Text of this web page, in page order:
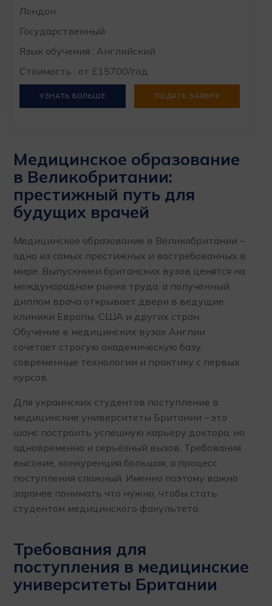
Лондон
Государственный
Язык обучения : Английский
Стоимость : от £15700/год
УЗНАТЬ БОЛЬШЕ ПОДАТЬ ЗАЯВКУ
Медицинское образование
в Великобритании:
престижный путь для
будущих врачей
Медицинское образование в Великобритании –
одно из самых престижных и востребованных в
мире. Выпускники британских вузов ценятся на
международном рынке труда, а полученный
диплом врача открывает двери в ведущие
клиники Европы, США и других стран.
Обучение в медицинских вузах Англии
сочетает строгую академическую базу,
современные технологии и практику с первых
курсов.
Для украинских студентов поступление в
медицинские университеты Британии – это
шанс построить успешную карьеру доктора, но
одновременно и серьёзный вызов. Требования
высокие, конкуренция большая, а процесс
поступления сложный. Именно поэтому важно
заранее понимать что нужно, чтобы стать
студентом медицинского факультета.
Требования для
поступления в медицинские
университеты Британии